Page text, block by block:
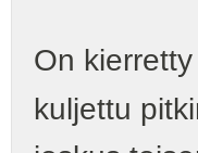
On
kuljettu